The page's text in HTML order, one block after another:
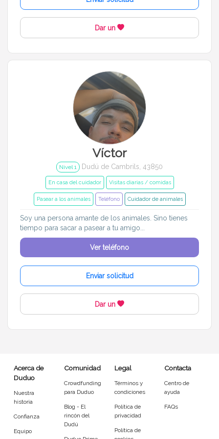
Cerrar Filtrar
Dar un
Víctor
Nivel 1 Dudú de Cambrils, 43850
En casa del cuidador Visitas diarias / comidas
Pasear a los animales Teléfono Cuidador de animales
Soy una persona amante de los animales. Sino tienes
tiempo para sacar a pasear a tu amigo...
Ver teléfono
Enviar solicitud
Dar un
Acerca de
Duduo
Nuestra
historia
Confianza
Equipo
Comunidad
Crowdfunding
para Duduo
Blog - El
rincón del
Dudú
Legal
Términos y
condiciones
Política de
privacidad
Política de
Contacta
Centro de
ayuda
FAQs